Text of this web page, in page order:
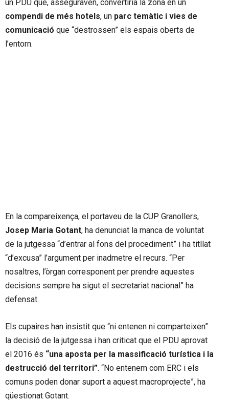
un PDU que, asseguraven, convertiria la zona en un
compendi de més hotels, un parc temàtic i vies de
comunicació que “destrossen” els espais oberts de
l’entorn.
En la compareixença, el portaveu de la CUP Granollers,
Josep Maria Gotant, ha denunciat la manca de voluntat
de la jutgessa “d’entrar al fons del procediment” i ha titllat
“d’excusa” l’argument per inadmetre el recurs. “Per
nosaltres, l’òrgan corresponent per prendre aquestes
decisions sempre ha sigut el secretariat nacional” ha
defensat.
Els cupaires han insistit que “ni entenen ni comparteixen”
la decisió de la jutgessa i han criticat que el PDU aprovat
el 2016 és “una aposta per la massificació turística i la
destrucció del territori”. “No entenem com ERC i els
comuns poden donar suport a aquest macroprojecte”, ha
qüestionat Gotant.